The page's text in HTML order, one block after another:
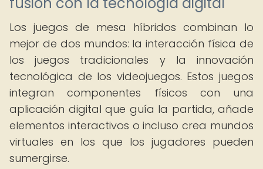
Los juegos de mesa híbridos combinan lo
mejor de dos mundos: la interacción física de
los juegos tradicionales y la innovación
tecnológica de los videojuegos. Estos juegos
integran componentes físicos con una
aplicación digital que guía la partida, añade
elementos interactivos o incluso crea mundos
virtuales en los que los jugadores pueden
sumergirse.